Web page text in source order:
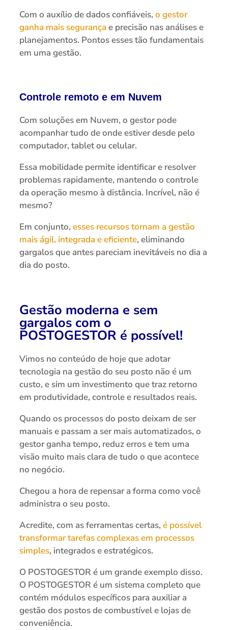
Com o auxílio de dados confiáveis, o gestor
ganha mais segurança e precisão nas análises e
planejamentos. Pontos esses tão fundamentais
em uma gestão.
Controle remoto e em Nuvem
Com soluções em Nuvem, o gestor pode
acompanhar tudo de onde estiver desde pelo
computador, tablet ou celular.
Essa mobilidade permite identificar e resolver
problemas rapidamente, mantendo o controle
da operação mesmo à distância. Incrível, não é
mesmo?
Em conjunto, esses recursos tornam a gestão
mais ágil, integrada e eficiente, eliminando
gargalos que antes pareciam inevitáveis no dia a
dia do posto.
Gestão moderna e sem
gargalos com o
POSTOGESTOR é possível!
Vimos no conteúdo de hoje que adotar
tecnologia na gestão do seu posto não é um
custo, e sim um investimento que traz retorno
em produtividade, controle e resultados reais.
Quando os processos do posto deixam de ser
manuais e passam a ser mais automatizados, o
gestor ganha tempo, reduz erros e tem uma
visão muito mais clara de tudo o que acontece
no negócio.
Chegou a hora de repensar a forma como você
administra o seu posto.
Acredite, com as ferramentas certas, é possível
transformar tarefas complexas em processos
simples, integrados e estratégicos.
O POSTOGESTOR é um grande exemplo disso.
O POSTOGESTOR é um sistema completo que
contém módulos específicos para auxiliar a
gestão dos postos de combustível e lojas de
conveniência.